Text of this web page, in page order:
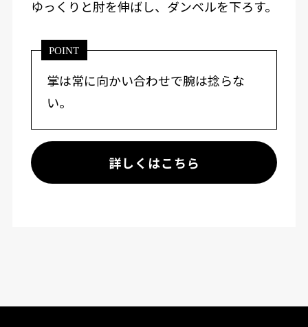
ゆっくりと肘を伸ばし、ダンベルを下ろす。
POINT
掌は常に向かい合わせで腕は捻らな
い。
詳しくはこちら